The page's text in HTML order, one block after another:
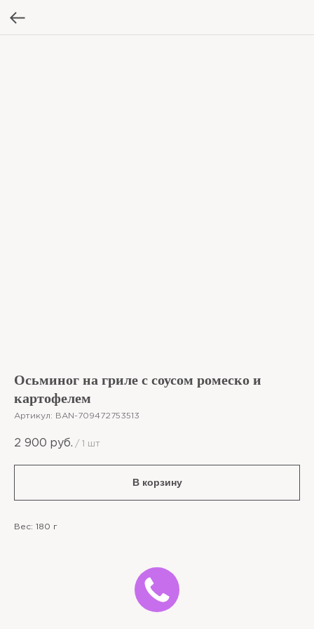
Осьминог на гриле с соусом ромеско и
картофелем
Артикул: BAN-709472753513
2 900 руб. / 1 шт
В корзину
Вес: 180 г